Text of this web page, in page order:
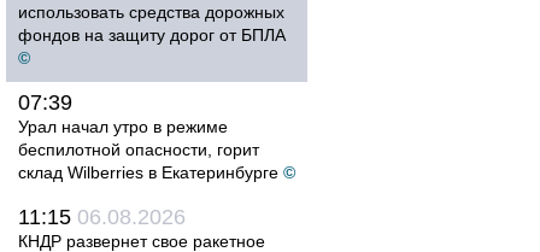
использовать средства дорожных
фондов на защиту дорог от БПЛА
©
07:39
Урал начал утро в режиме
беспилотной опасности, горит
склад Wilberries в Екатеринбурге ©
11:15 06.08.2026
КНДР развернет свое ракетное